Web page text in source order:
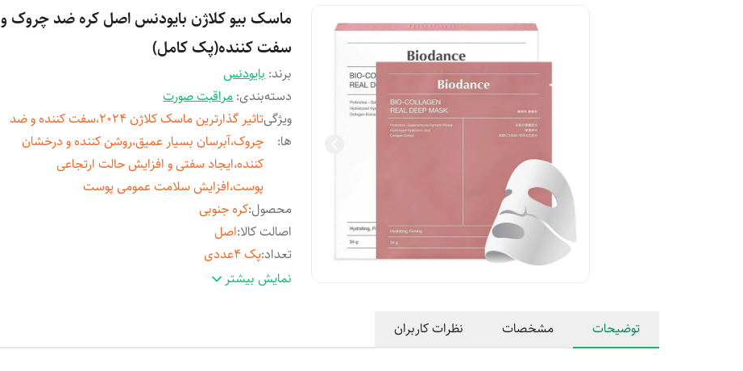
ماسک بیو کلاژن بایودنس اصل کره ضد چروک و
سفت کننده(پک کامل)
برند:بایودنس
دسته‌بندی:مراقبت صورت
ویژگی
ها:
تاثیر گذارترین ماسک کلاژن 2024،سفت کننده و ضد
چروک،آبرسان بسیار عمیق،روشن کننده و درخشان
کننده،ایجاد سفتی و افزایش حالت ارتجاعی
پوست،افزایش سلامت عمومی پوست
محصول:کره جنوبی
اصالت کالا:اصل
تعداد:پک ۴عددی
تاریخ انقضاء:
4/2028نمایش بیشتر
توضیحات مشخصات نظرات کاربران